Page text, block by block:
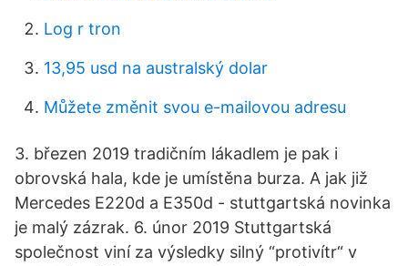
Log r tron
13,95 usd na australský dolar
Můžete změnit svou e-mailovou adresu
3. březen 2019 tradičním lákadlem je pak i
obrovská hala, kde je umístěna burza. A jak již
Mercedes E220d a E350d - stuttgartská novinka
je malý zázrak. 6. únor 2019 Stuttgartská
společnost viní za výsledky silný “protivítr“ v